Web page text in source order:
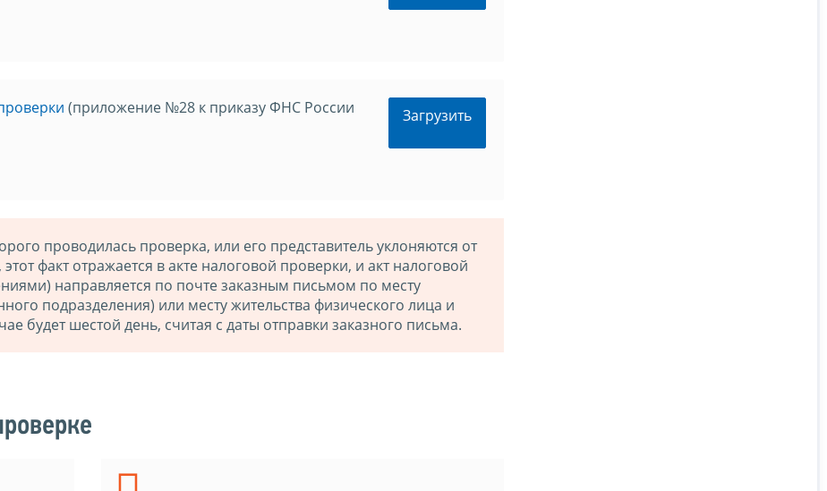
(приложение №28 к приказу ФНС России
Загрузить
проводилась проверка, или его представитель уклоняются от
факт отражается в акте налоговой проверки, и акт налоговой
направляется по почте заказным письмом по месту
подразделения) или месту жительства физического лица и
будет шестой день, считая с даты отправки заказного письма.